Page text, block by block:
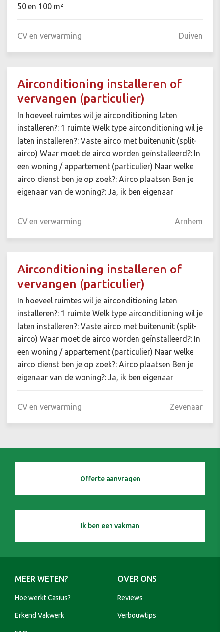
50 en 100 m²
CV en verwarming Duiven
Airconditioning installeren of
vervangen (particulier)
In hoeveel ruimtes wil je airconditioning laten
installeren?: 1 ruimte Welk type airconditioning wil je
laten installeren?: Vaste airco met buitenunit (split-
airco) Waar moet de airco worden geïnstalleerd?: In
een woning / appartement (particulier) Naar welke
airco dienst ben je op zoek?: Airco plaatsen Ben je
eigenaar van de woning?: Ja, ik ben eigenaar
CV en verwarming Arnhem
Airconditioning installeren of
vervangen (particulier)
In hoeveel ruimtes wil je airconditioning laten
installeren?: 1 ruimte Welk type airconditioning wil je
laten installeren?: Vaste airco met buitenunit (split-
airco) Waar moet de airco worden geïnstalleerd?: In
een woning / appartement (particulier) Naar welke
airco dienst ben je op zoek?: Airco plaatsen Ben je
eigenaar van de woning?: Ja, ik ben eigenaar
CV en verwarming Zevenaar
Offerte aanvragen
Ik ben een vakman
MEER WETEN?
Hoe werkt Casius?
Erkend Vakwerk
OVER ONS
Reviews
Verbouwtips